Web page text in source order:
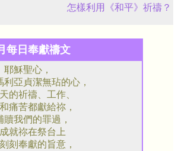
怎樣利用《和平》祈禱？
每日奉獻禱文
耶穌聖心，
利亞貞潔無玷的心，
的祈禱、工作、
痛苦都獻給祢，
贖我們的罪過，
就祢在祭台上
刻奉獻的旨意，